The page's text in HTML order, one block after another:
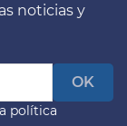
noticias y
política